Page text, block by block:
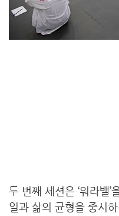
두 번째 세션은 ‘워라밸
일과 삶의 균형을 중시